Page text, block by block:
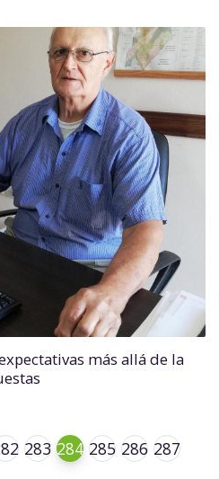
más allá de la
283 284 285 286 287